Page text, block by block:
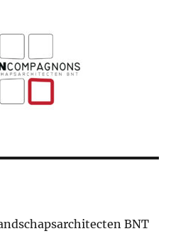
BNT